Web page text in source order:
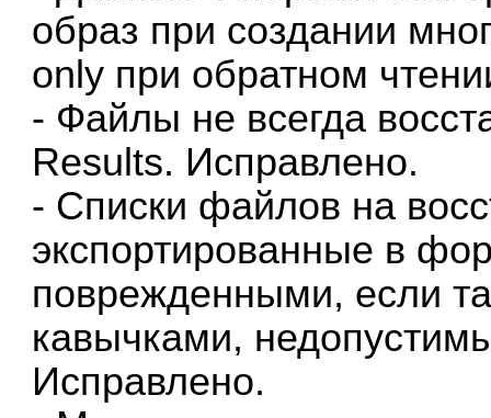
образ при создании
only при обратном
- Файлы не всегда
Results. Исправлено.
- Списки файлов на
экспортированные в
поврежденными, если
кавычками,
Исправлено.